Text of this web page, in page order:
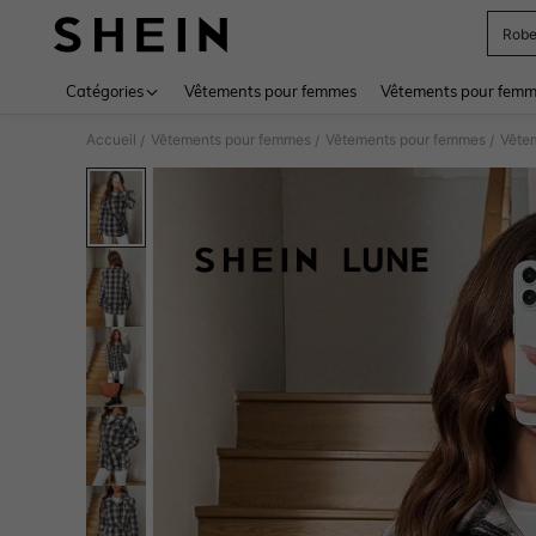
Robe
Catégories Vêtements pour femmes Vêtements pour
Accueil / Vêtements pour femmes / Vêtements pour femmes /